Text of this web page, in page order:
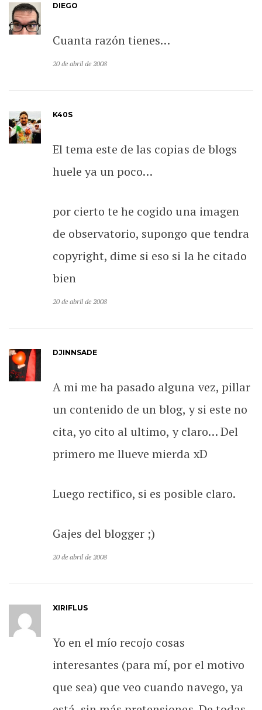
DIEGO
Cuanta razón tienes…
20 de abril de 2008
K40S
El tema este de las copias de blogs
huele ya un poco…
por cierto te he cogido una imagen
de observatorio, supongo que tendra
copyright, dime si eso si la he citado
bien
20 de abril de 2008
DJINNSADE
A mi me ha pasado alguna vez, pillar
un contenido de un blog, y si este no
cita, yo cito al ultimo, y claro… Del
primero me llueve mierda xD
Luego rectifico, si es posible claro.
Gajes del blogger ;)
20 de abril de 2008
XIRIFLUS
Yo en el mío recojo cosas
interesantes (para mí, por el motivo
que sea) que veo cuando navego, ya